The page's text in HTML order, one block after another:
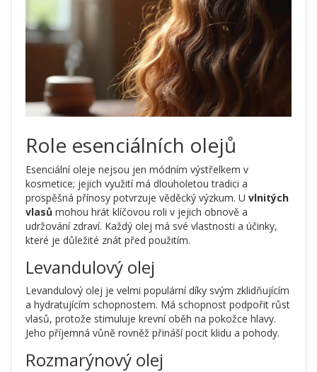
Role esenciálních olejů
Esenciální oleje nejsou jen módním výstřelkem v
kosmetice; jejich využití má dlouholetou tradici a
prospěšná přínosy potvrzuje věděcký výzkum. U vlnitých
vlasů mohou hrát klíčovou roli v jejich obnově a
udržování zdraví. Každý olej má své vlastnosti a účinky,
které je důležité znát před použitím.
Levandulový olej
Levandulový olej je velmi populární díky svým zklidňujícím
a hydratujícím schopnostem. Má schopnost podpořit růst
vlasů, protože stimuluje krevní oběh na pokožce hlavy.
Jeho příjemná vůně rovněž přináší pocit klidu a pohody.
Rozmarýnový olej